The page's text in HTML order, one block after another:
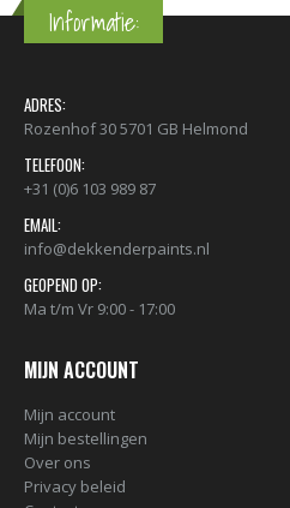
Informatie:
ADRES:
Rozenhof 30 5701 GB Helmond
TELEFOON:
+31 (0)6 103 989 87
EMAIL:
info@dekkenderpaints.nl
GEOPEND OP:
Ma t/m Vr 9:00 - 17:00
MIJN ACCOUNT
Mijn account
Mijn bestellingen
Over ons
Privacy beleid